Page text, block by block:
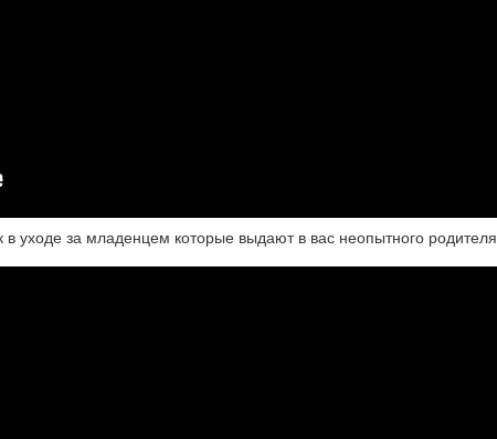
за младенцем которые выдают в вас неопытного родителя